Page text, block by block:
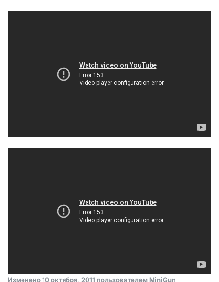
Изменено10 октября, 2011 пользователем MiniGun